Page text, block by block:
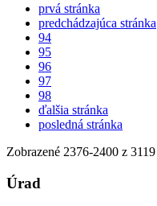
prvá stránka
predchádzajúca stránka
94
95
96
97
98
ďalšia stránka
posledná stránka
Zobrazené 2376-2400 z 3119
Úrad